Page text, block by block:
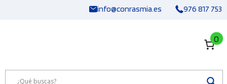
info@conrasmia.es 976 817 753
0